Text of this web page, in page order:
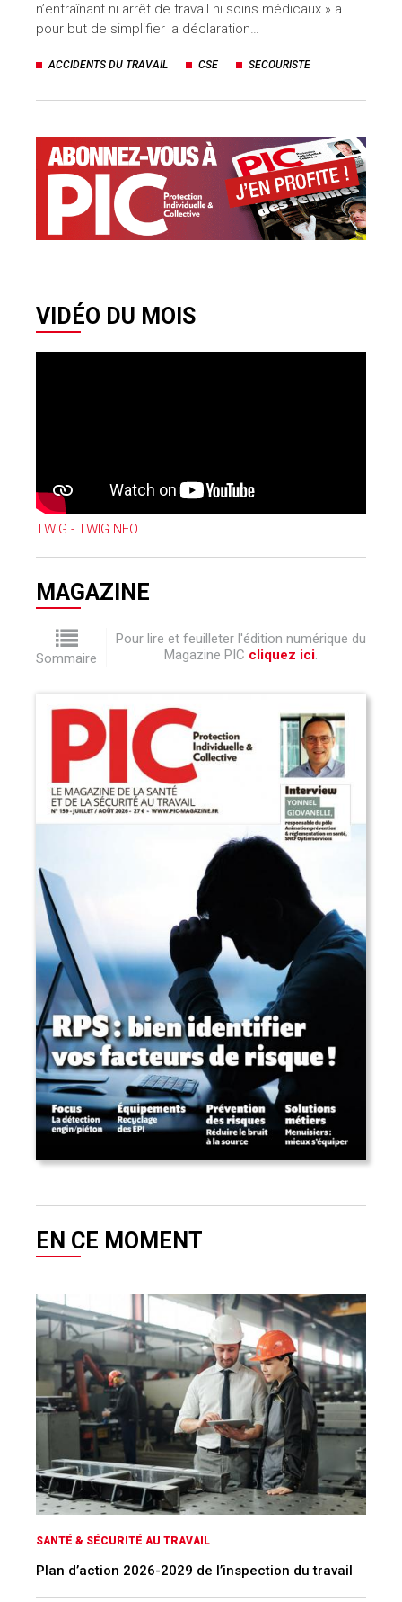
n’entraînant ni arrêt de travail ni soins médicaux » a
pour but de simplifier la déclaration…
ACCIDENTS DU TRAVAIL CSE SECOURISTE
VIDÉO DU MOIS
TWIG - TWIG NEO
MAGAZINE
Sommaire
Pour lire et feuilleter l'édition numérique du
Magazine PIC cliquez ici.
EN CE MOMENT
SANTÉ & SÉCURITÉ AU TRAVAIL
Plan d’action 2026-2029 de l’inspection du travail